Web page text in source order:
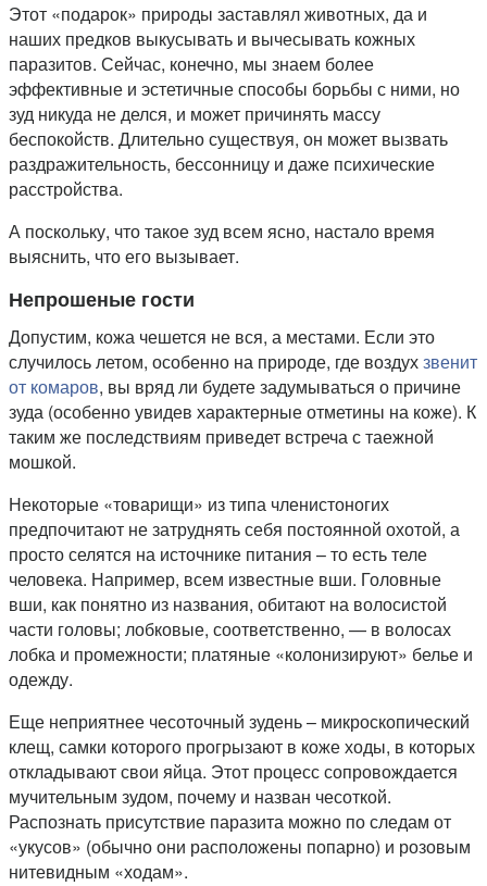
Этот «подарок» природы заставлял животных, да и
наших предков выкусывать и вычесывать кожных
паразитов. Сейчас, конечно, мы знаем более
эффективные и эстетичные способы борьбы с ними, но
зуд никуда не делся, и может причинять массу
беспокойств. Длительно существуя, он может вызвать
раздражительность, бессонницу и даже психические
расстройства.
А поскольку, что такое зуд всем ясно, настало время
выяснить, что его вызывает.
Непрошеные гости
Допустим, кожа чешется не вся, а местами. Если это
случилось летом, особенно на природе, где воздухзвенит
от комаров, вы вряд ли будете задумываться о причине
зуда (особенно увидев характерные отметины на коже). К
таким же последствиям приведет встреча с таежной
мошкой.
Некоторые «товарищи» из типа членистоногих
предпочитают не затруднять себя постоянной охотой, а
просто селятся на источнике питания – то есть теле
человека. Например, всем известные вши. Головные
вши, как понятно из названия, обитают на волосистой
части головы; лобковые, соответственно, — в волосах
лобка и промежности; платяные «колонизируют» белье и
одежду.
Еще неприятнее чесоточный зудень – микроскопический
клещ, самки которого прогрызают в коже ходы, в которых
откладывают свои яйца. Этот процесс сопровождается
мучительным зудом, почему и назван чесоткой.
Распознать присутствие паразита можно по следам от
«укусов» (обычно они расположены попарно) и розовым
нитевидным «ходам».